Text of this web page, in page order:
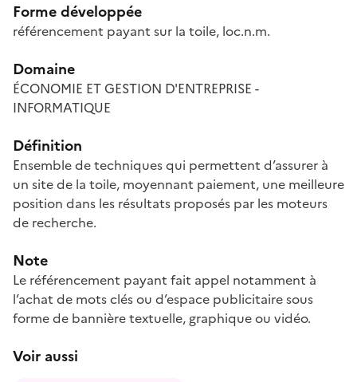
Forme développée
référencement payant sur la toile, loc.n.m.
Domaine
ÉCONOMIE ET GESTION D'ENTREPRISE -
INFORMATIQUE
Définition
Ensemble de techniques qui permettent d’assurer à
un site de la toile, moyennant paiement, une meilleure
position dans les résultats proposés par les moteurs
de recherche.
Note
Le référencement payant fait appel notamment à
l’achat de mots clés ou d’espace publicitaire sous
forme de bannière textuelle, graphique ou vidéo.
Voir aussi